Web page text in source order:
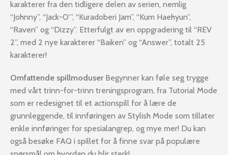
karakterer fra den tidligere delen av serien, nemlig
“Johnny”, “Jack-O'”, “Kuradoberi Jam”, “Kum Haehyun”,
“Raven” og “Dizzy”. Etterfulgt av en oppgradering til “REV
2”, med 2 nye karakterer “Baiken” og “Answer”, totalt 25
karakterer!
Omfattende spillmoduser Begynner kan føle seg trygge
med vårt trinn-for-trinn treningsprogram, fra Tutorial Mode
som er redesignet til et actionspill for å lære de
grunnleggende, til innføringen av Stylish Mode som tillater
enkle innføringer for spesialangrep, og mye mer! Du kan
også besøke FAQ i spillet for å finne svar på populære